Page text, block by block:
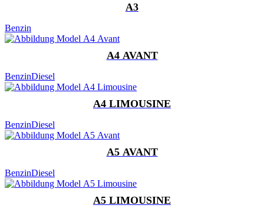
A3
Benzin
A4 AVANT
BenzinDiesel
A4 LIMOUSINE
BenzinDiesel
A5 AVANT
BenzinDiesel
A5 LIMOUSINE